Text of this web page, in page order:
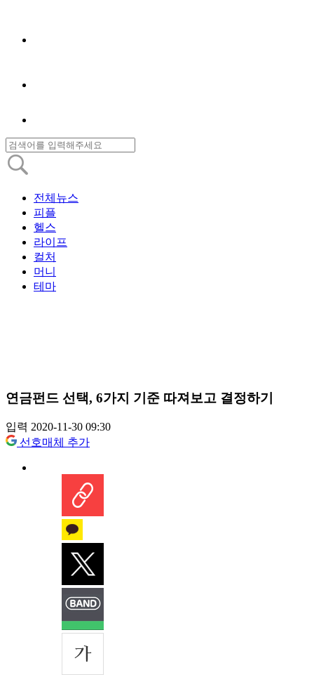
전체뉴스
피플
헬스
라이프
컬처
머니
테마
연금펀드 선택, 6가지 기준 따져보고 결정하기
입력 2020-11-30 09:30
선호매체 추가